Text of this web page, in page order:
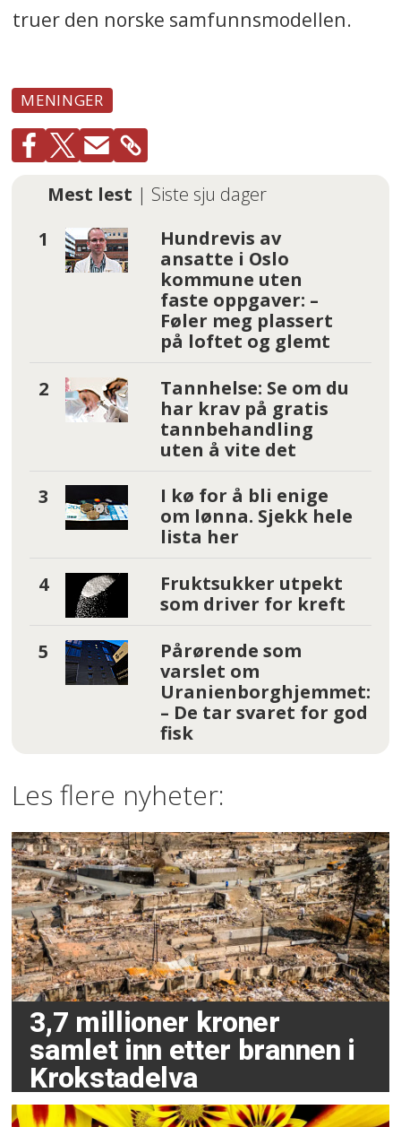
truer den norske samfunnsmodellen.
MENINGER
Mest lest | Siste sju dager
Hundrevis av
ansatte i Oslo
kommune uten
faste oppgaver: –
Føler meg plassert
på loftet og glemt
Tannhelse: Se om du
har krav på gratis
tannbehandling
uten å vite det
I kø for å bli enige
om lønna. Sjekk hele
lista her
Fruktsukker utpekt
som driver for kreft
Pårørende som
varslet om
Uranienborghjemmet:
– De tar svaret for god
fisk
Les flere nyheter:
3,7 millioner kroner
samlet inn etter brannen i
Krokstadelva